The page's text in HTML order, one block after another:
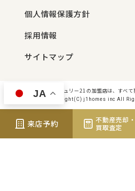
個人情報保護方針
採用情報
サイトマップ
センチュリー21の加盟店は、すべ
Copyright(C) j1homes inc All
来店予約
不動産売却・
買取査定
JA